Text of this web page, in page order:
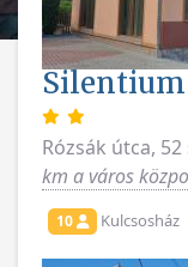
Silentium
Rózsák útca, 52
km a város
10 Kulcsosház